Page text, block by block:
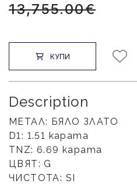
13,755.00€
КУПИ
Description
МЕТАЛ: БЯЛО ЗЛАТО
D1: 1.51 карата
TNZ: 6.69 карата
ЦВЯТ: G
ЧИСТОТА: SI